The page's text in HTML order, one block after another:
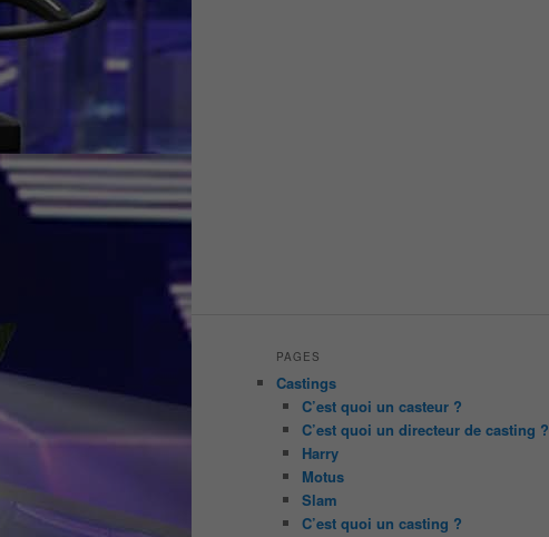
PAGES
Castings
C’est quoi un casteur ?
C’est quoi un directeur de casting ?
Harry
Motus
Slam
C’est quoi un casting ?